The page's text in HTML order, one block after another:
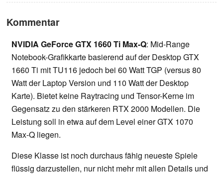
Kommentar
NVIDIA GeForce GTX 1660 Ti Max-Q: Mid-Range
Notebook-Grafikkarte basierend auf der Desktop GTX
1660 Ti mit TU116 jedoch bei 60 Watt TGP (versus 80
Watt der Laptop Version und 110 Watt der Desktop
Karte). Bietet keine Raytracing und Tensor-Kerne im
Gegensatz zu den stärkeren RTX 2000 Modellen. Die
Leistung soll in etwa auf dem Level einer GTX 1070
Max-Q liegen.
Diese Klasse ist noch durchaus fähig neueste Spiele
flüssig darzustellen, nur nicht mehr mit allen Details und